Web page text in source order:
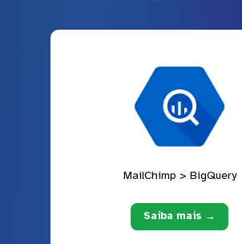
MailChimp > BigQuery
Saiba mais →